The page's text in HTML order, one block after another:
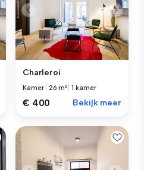
Charleroi
Kamer |26 m² |1 kamer
€ 400 Bekijk meer